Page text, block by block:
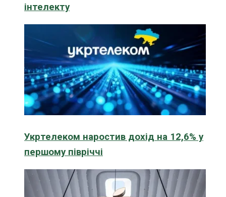
інтелекту
Укртелеком наростив дохід на 12,6% у
першому півріччі